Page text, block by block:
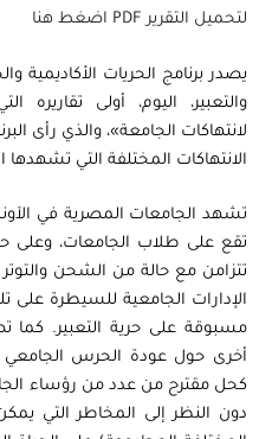
لتحميل التقرير PDF اضغط هنا
يصدر برنامج الحريات الأكاديمية
والتعبير، اليوم، أولى
لانتهاكات الجامعة»، والذي رأى
الانتهاكات المختلفة التي
تشهد الجامعات المصرية في
تقع على طلاب الجامعات، وعلى
تتزامن مع حالة من الشحن
الإدارات الجامعية للسيطرة على
مسبوقة على حرية التعبير. كما
أخرى حول عودة الحرس الجامعي
كحل مقترح من عدد من رؤساء
دون النظر إلى المخاطر التي